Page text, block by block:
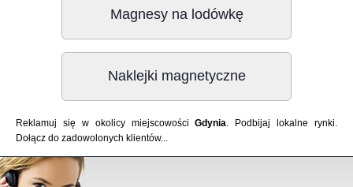
Magnesy na lodówkę
Naklejki magnetyczne
Reklamuj się w okolicy miejscowościGdynia. Podbijaj lokalne rynki.
Dołącz do zadowolonych klientów...